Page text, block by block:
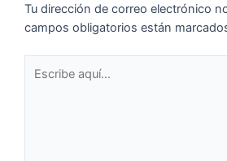
Tu dirección de correo electrónico
campos obligatorios están